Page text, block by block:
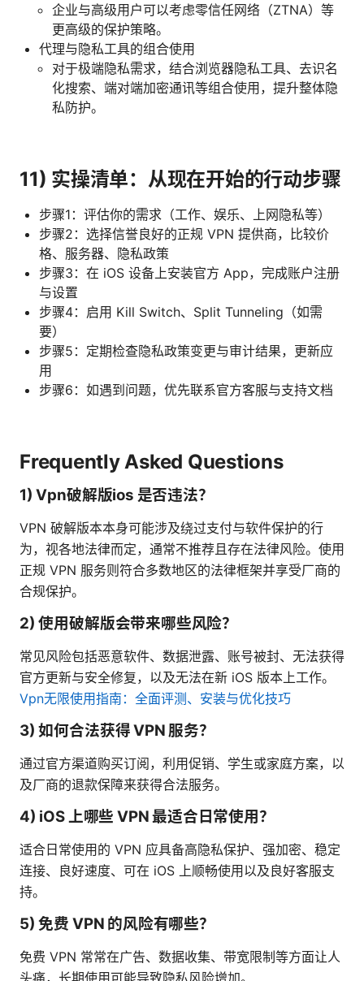
企业与高级用户可以考虑零信任网络（ZTNA）等
更高级的保护策略。
代理与隐私工具的组合使用
对于极端隐私需求，结合浏览器隐私工具、去识名
化搜索、端对端加密通讯等组合使用，提升整体隐
私防护。
11) 实操清单：从现在开始的行动步骤
步骤1：评估你的需求（工作、娱乐、上网隐私等）
步骤2：选择信誉良好的正规 VPN 提供商，比较价
格、服务器、隐私政策
步骤3：在 iOS 设备上安装官方 App，完成账户注册
与设置
步骤4：启用 Kill Switch、Split Tunneling（如需
要）
步骤5：定期检查隐私政策变更与审计结果，更新应
用
步骤6：如遇到问题，优先联系官方客服与支持文档
Frequently Asked Questions
1) Vpn破解版ios 是否违法？
VPN 破解版本本身可能涉及绕过支付与软件保护的行
为，视各地法律而定，通常不推荐且存在法律风险。使用
正规 VPN 服务则符合多数地区的法律框架并享受厂商的
合规保护。
2) 使用破解版会带来哪些风险？
常见风险包括恶意软件、数据泄露、账号被封、无法获得
官方更新与安全修复，以及无法在新 iOS 版本上工作。
Vpn无限使用指南：全面评测、安装与优化技巧
3) 如何合法获得 VPN 服务？
通过官方渠道购买订阅，利用促销、学生或家庭方案，以
及厂商的退款保障来获得合法服务。
4) iOS 上哪些 VPN 最适合日常使用？
适合日常使用的 VPN 应具备高隐私保护、强加密、稳定
连接、良好速度、可在 iOS 上顺畅使用以及良好客服支
持。
5) 免费 VPN 的风险有哪些？
免费 VPN 常常在广告、数据收集、带宽限制等方面让人